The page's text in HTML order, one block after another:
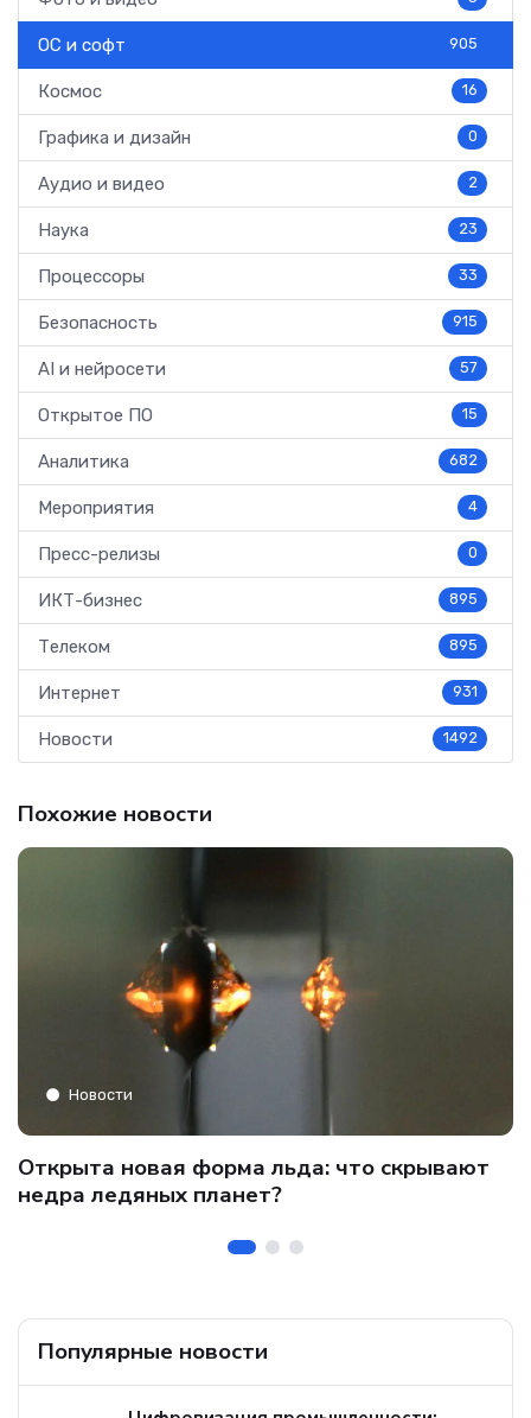
ОС и софт 905
Космос 16
Графика и дизайн 0
Аудио и видео 2
Наука 23
Процессоры 33
Безопасность 915
AI и нейросети 57
Открытое ПО 15
Аналитика 682
Мероприятия 4
Пресс-релизы 0
ИКТ-бизнес 895
Телеком 895
Интернет 931
Новости 1492
Похожие новости
Новости
Открыта новая форма льда: что скрывают
недра ледяных планет?
Популярные новости